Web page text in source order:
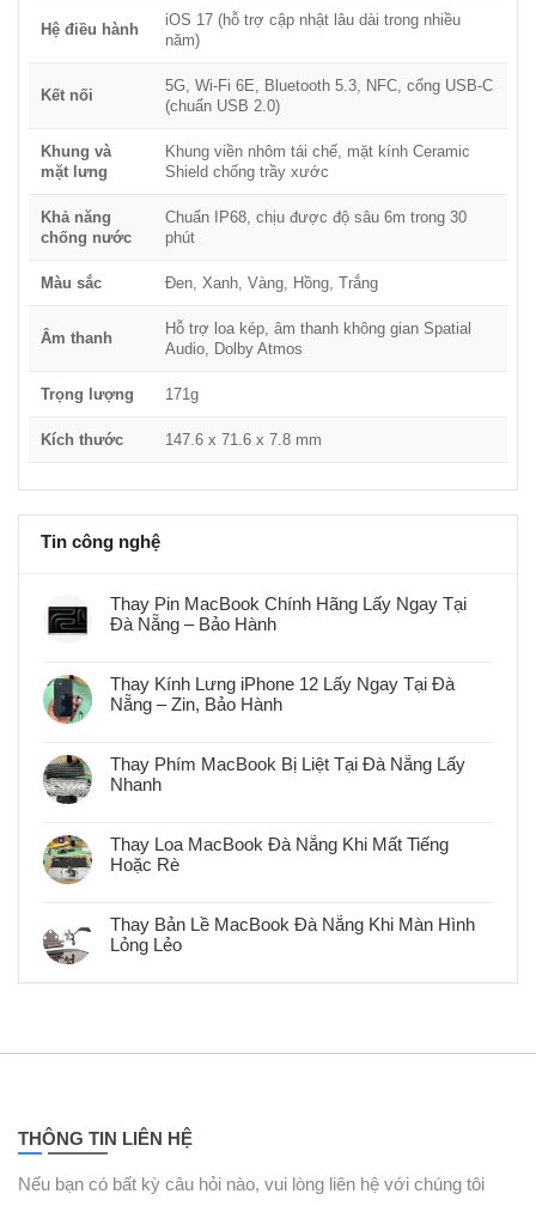
Hệ điều hành
iOS 17 (hỗ trợ cập nhật lâu dài trong nhiều
năm)
Kết nối
5G, Wi-Fi 6E, Bluetooth 5.3, NFC, cổng USB-C
(chuẩn USB 2.0)
Khung và
mặt lưng
Khung viền nhôm tái chế, mặt kính Ceramic
Shield chống trầy xước
Khả năng
chống nước
Chuẩn IP68, chịu được độ sâu 6m trong 30
phút
Màu sắc Đen, Xanh, Vàng, Hồng, Trắng
Âm thanh
Hỗ trợ loa kép, âm thanh không gian Spatial
Audio, Dolby Atmos
Trọng lượng 171g
Kích thước 147.6 x 71.6 x 7.8 mm
Tin công nghệ
Thay Pin MacBook Chính Hãng Lấy Ngay Tại
Đà Nẵng – Bảo Hành
bình
luận
ở
Chính
Hãng
Lấy
Nẵng
–
Thay Kính Lưng iPhone 12 Lấy Ngay Tại Đà
Nẵng – Zin, Bảo Hành
bình
luận
ở
iPhone
12
Lấy
Nẵng
Hành
Thay Phím MacBook Bị Liệt Tại Đà Nẵng Lấy
Nhanh
bình
luận
ở
Bị
Liệt
Tại
Nẵng
Thay Loa MacBook Đà Nẵng Khi Mất Tiếng
Hoặc Rè
bình
luận
Thay Bản Lề MacBook Đà Nẵng Khi Màn Hình
Lỏng Lẻo
có
Bản
Màn
Lẻo
THÔNG TIN LIÊN HỆ
Nếu bạn có bất kỳ câu hỏi nào, vui lòng liên hệ với chúng tôi